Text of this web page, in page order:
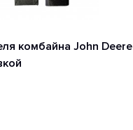
комбайна John Deere